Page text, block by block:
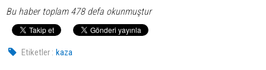
Bu haber toplam 478 defa okunmuştur
Etiketler : kaza